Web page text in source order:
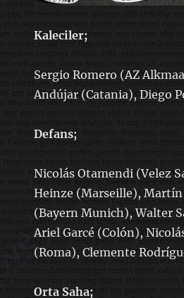
Kaleciler;
Sergio Romero (AZ
Andújar (Catania), Diego
Defans;
Nicolás Otamendi (Velez
Heinze (Marseille),
(Bayern Munich), Walter
Ariel Garcé (Colón),
(Roma), Clemente
Orta Saha;